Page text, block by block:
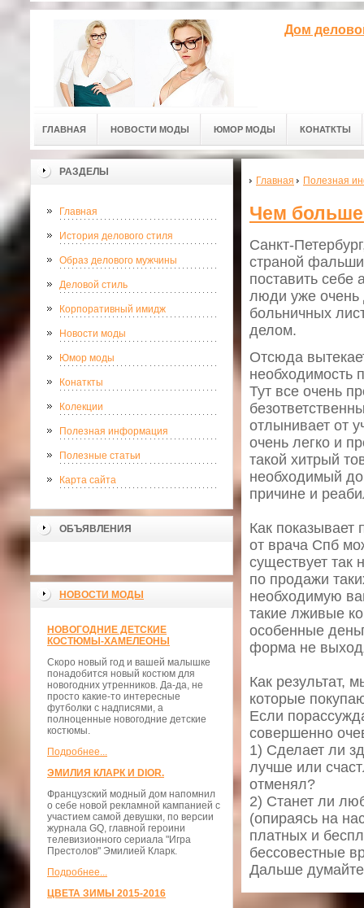
Дом
ГЛАВНАЯ НОВОСТИ МОДЫ ЮМОР МОДЫ КОНАТКТЫ
РАЗДЕЛЫ
Главная
История делового стиля
Образ делового мужчины
Деловой стиль
Корпоративный имидж
Новости моды
Юмор моды
Конаткты
Колекции
Полезная информация
Полезные статьи
Карта сайта
ОБЪЯВЛЕНИЯ
НОВОСТИ МОДЫ
НОВОГОДНИЕ ДЕТСКИЕ
КОСТЮМЫ-ХАМЕЛЕОНЫ
Скоро новый год и вашей малышке
понадобится новый костюм для
новогодних утренников. Да-да, не
просто какие-то интересные
футболки с надписями, а
полноценные новогодние детские
костюмы.
Подробнее...
ЭМИЛИЯ КЛАРК И DIOR.
Французский модный дом напомнил
о себе новой рекламной кампанией с
участием самой девушки, по версии
журнала GQ, главной героини
телевизионного сериала "Игра
Престолов" Эмилией Кларк.
Подробнее...
ЦВЕТА ЗИМЫ 2015-2016
Главная Полезная
Чем больше
Санкт-
страной
поставить
люди уже очень
больничных
делом.
Отсюда
необходимость
Тут все очень
отлынивает от
очень легко и
такой хитрый
необходимый
причине и
Как показывает
от врача Спб
существует так
по продажи
необходимую
такие лживые
особенные
форма не
Как результат,
которые
Если
совершенно
1) Сделает ли
лучше или
отменял?
2) Станет ли
(опираясь на
платных и
бессовестные
Дальше